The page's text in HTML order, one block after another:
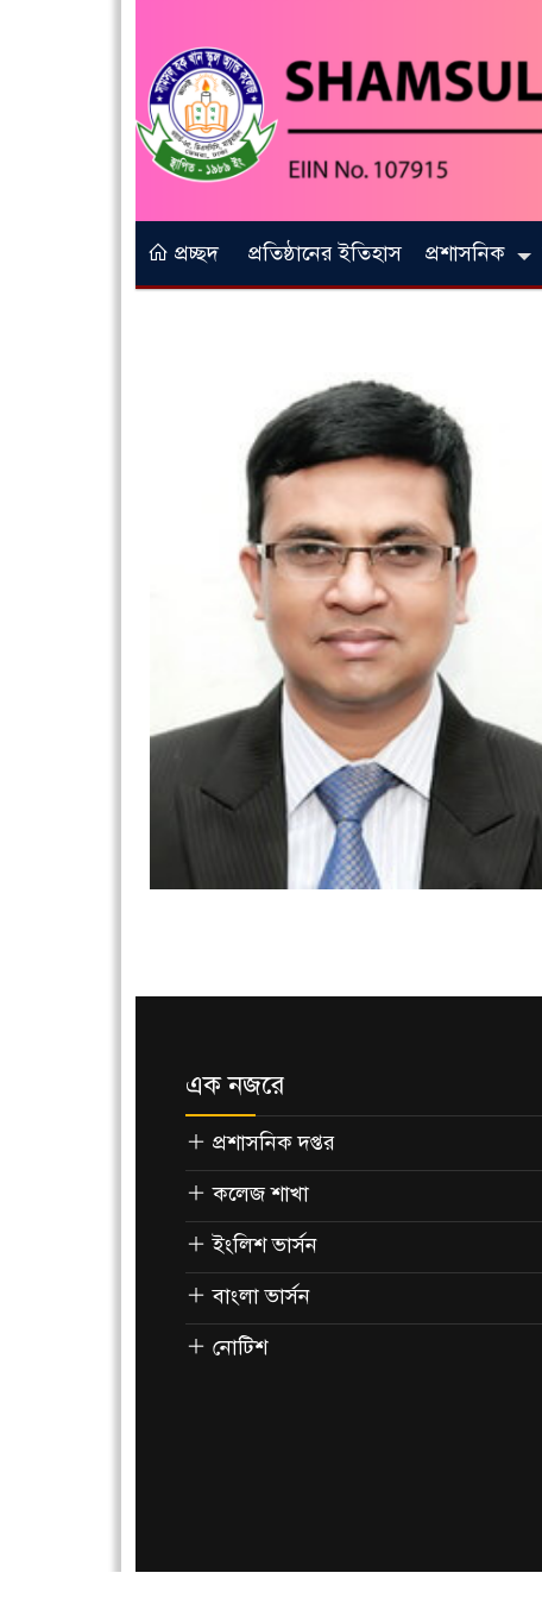
প্রচ্ছদ প্রতিষ্ঠানের ইতিহাস প্রশাসনিক
এক নজরে
প্রশাসনিক দপ্তর
কলেজ শাখা
ইংলিশ ভার্সন
বাংলা ভার্সন
নোটিশ